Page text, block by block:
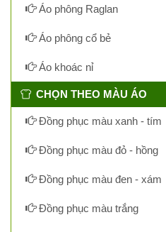
Áo phông Raglan
Áo phông cổ bẻ
Áo khoác nỉ
CHỌN THEO MÀU ÁO
Đồng phục màu xanh - tím
Đồng phục màu đỏ - hồng
Đồng phục màu đen - xám
Đồng phục màu trắng